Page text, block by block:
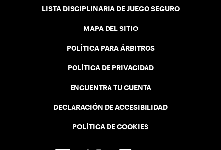
LISTA DISCIPLINARIA DE JUEGO SEGURO
MAPA DEL SITIO
POLÍTICA PARA ÁRBITROS
POLÍTICA DE PRIVACIDAD
ENCUENTRA TU CUENTA
DECLARACIÓN DE ACCESIBILIDAD
POLÍTICA DE COOKIES